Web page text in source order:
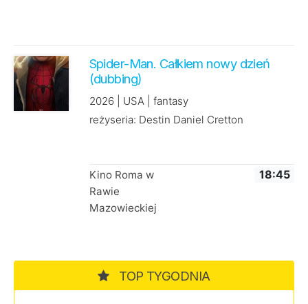
Spider-Man. Całkiem nowy dzień
(dubbing)
2026 | USA | fantasy
reżyseria: Destin Daniel Cretton
Kino Roma w
Rawie
Mazowieckiej
18:45
TOP TYGODNIA